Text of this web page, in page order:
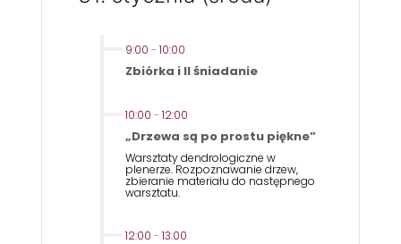
9:00 - 10:00
Zbiórka i II śniadanie
10:00 - 12:00
„Drzewa są po prostu piękne”
Warsztaty dendrologiczne w
plenerze. Rozpoznawanie drzew,
zbieranie materiału do następnego
warsztatu.
12:00 - 13:00